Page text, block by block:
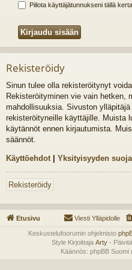
Piilota käyttäjätunnukseni tällä
Rekisteröidy
Sinun tulee olla rekisteröitynyt
Rekisteröityminen vie vain hetken,
mahdollisuuksia. Sivuston
rekisteröityneille käyttäjille. Muista
käytännöt ennen kirjautumista.
säännöt.
Käyttöehdot | Yksityisyyden suoja
Rekisteröidy
Etusivu Viesti Ylläpidolle
Keskustelufoorumin ohjelmisto
Style Kirjoittaja Arty-
Käännös: phpBB Suomi